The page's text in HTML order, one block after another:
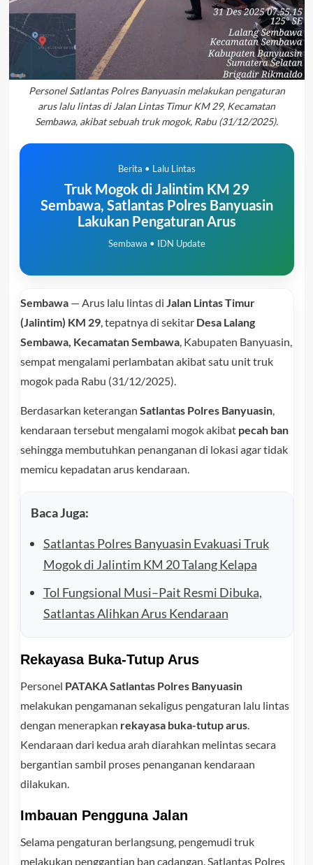
Personel Satlantas Polres Banyuasin melakukan pengaturan
arus lalu lintas di Jalan Lintas Timur KM 29, Kecamatan
Sembawa, akibat sebuah truk mogok, Rabu (31/12/2025).
Berita • Lalu Lintas
Truk Mogok di Jalintim KM 29
Sembawa, Satlantas Polres Banyuasin
Lakukan Pengaturan Arus
Sembawa • IDN Update
Sembawa— Arus lalu lintas di Jalan Lintas Timur
(Jalintim) KM 29, tepatnya di sekitar Desa Lalang
Sembawa, Kecamatan Sembawa, Kabupaten Banyuasin,
sempat mengalami perlambatan akibat satu unit truk
mogok pada Rabu (31/12/2025).
Berdasarkan keterangan Satlantas Polres Banyuasin,
kendaraan tersebut mengalami mogok akibat pecah ban
sehingga membutuhkan penanganan di lokasi agar tidak
memicu kepadatan arus kendaraan.
Baca Juga:
Satlantas Polres Banyuasin Evakuasi Truk
Mogok di Jalintim KM 20 Talang Kelapa
Tol Fungsional Musi–Pait Resmi Dibuka,
Satlantas Alihkan Arus Kendaraan
Rekayasa Buka-Tutup Arus
Personel PATAKA Satlantas Polres Banyuasin
melakukan pengamanan sekaligus pengaturan lalu lintas
dengan menerapkan rekayasa buka-tutup arus.
Kendaraan dari kedua arah diarahkan melintas secara
bergantian sambil proses penanganan kendaraan
dilakukan.
Imbauan Pengguna Jalan
Selama pengaturan berlangsung, pengemudi truk
melakukan penggantian ban cadangan. Satlantas Polres